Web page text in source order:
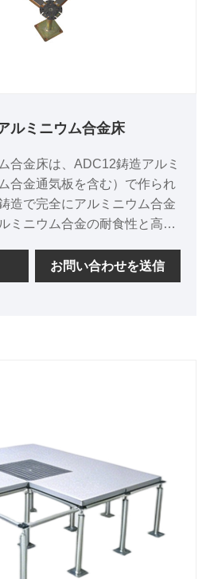
ルミニウム合金床
合金床は、ADC12鋳造アルミ
合金通気板を含む）で作られ
造で完全にアルミニウム合金
ミニウム合金の耐食性と高強
磁性があり、変形しにくいと
性能は非常に安定しており、
お問い合わせを送信